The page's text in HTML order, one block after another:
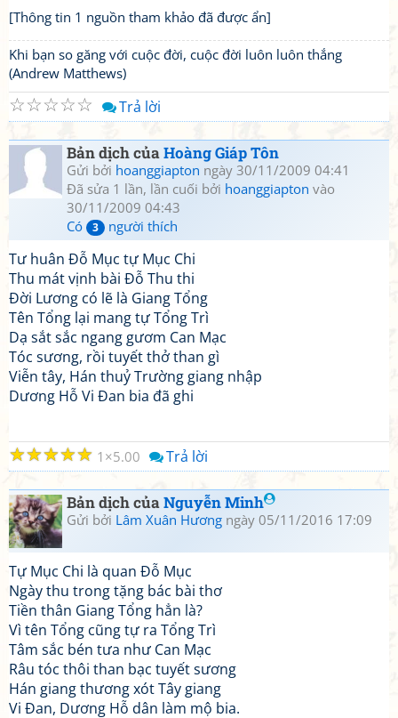
[Thông tin 1 nguồn tham khảo đã được ẩn]
Khi bạn so găng với cuộc đời, cuộc đời luôn luôn thắng
(Andrew Matthews)
☆
☆
☆
☆
☆ Trả lời
Bản dịch củaHoàng Giáp Tôn
Gửi bởi hoanggiapton ngày 30/11/2009 04:41
Đã sửa 1 lần, lần cuối bởi hoanggiapton vào
30/11/2009 04:43
Có
3 người thích
Tư huân Đỗ Mục tự Mục Chi
Thu mát vịnh bài Đỗ Thu thi
Đời Lương có lẽ là Giang Tổng
Tên Tổng lại mang tự Tổng Trì
Dạ sắt sắc ngang gươm Can Mạc
Tóc sương, rồi tuyết thở than gì
Viễn tây, Hán thuỷ Trường giang nhập
Dương Hỗ Vi Đan bia đã ghi
☆
☆
☆
☆
☆ 1 5.00 Trả lời
Bản dịch củaNguyễn Minh
Gửi bởi Lâm Xuân Hương ngày 05/11/2016 17:09
Tự Mục Chi là quan Đỗ Mục
Ngày thu trong tặng bác bài thơ
Tiền thân Giang Tổng hẳn là?
Vì tên Tổng cũng tự ra Tổng Trì
Tâm sắc bén tưa như Can Mạc
Râu tóc thôi than bạc tuyết sương
Hán giang thương xót Tây giang
Vi Đan, Dương Hỗ dân làm mộ bia.